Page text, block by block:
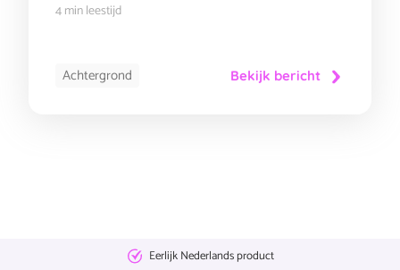
4 min leestijd
Achtergrond Bekijk bericht
Eerlijk Nederlands product